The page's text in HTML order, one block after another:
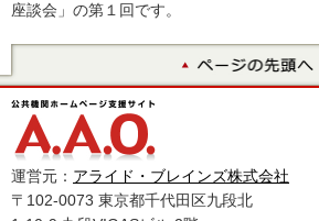
座談会」の第１回です。
運営元： アライド・ブレインズ株式会社
〒102-0073 東京都千代田区九段北